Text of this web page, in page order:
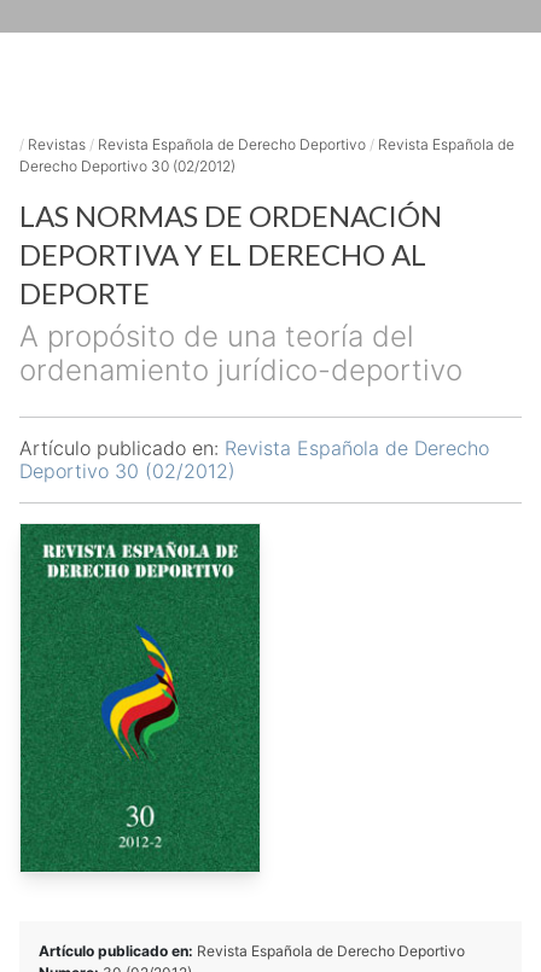
/ Revistas / Revista Española de Derecho Deportivo / Revista Española de
Derecho Deportivo 30 (02/2012)
LAS NORMAS DE ORDENACIÓN
DEPORTIVA Y EL DERECHO AL
DEPORTE
A propósito de una teoría del
ordenamiento jurídico-deportivo
Artículo publicado en: Revista Española de Derecho
Deportivo 30 (02/2012)
Artículo publicado en: Revista Española de Derecho Deportivo